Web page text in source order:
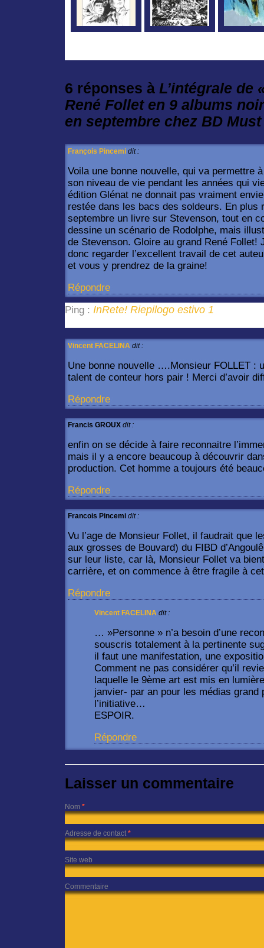
6 réponses à L’intégrale de
René Follet en 9 albums
en septembre chez BD
François Pincemi dit :
Voila une bonne nouvelle, qui va permettre
son niveau de vie pendant les années qui
édition Glénat ne donnait pas vraiment
restée dans les bacs des soldeurs. En plus
septembre un livre sur Stevenson, tout en
dessine un scénario de Rodolphe, mais
de Stevenson. Gloire au grand René Follet!
donc regarder l’excellent travail de cet
et vous y prendrez de la graine!
Répondre
Ping : InRete! Riepilogo estivo 1
Vincent FACELINA dit :
Une bonne nouvelle ….Monsieur FOLLET :
talent de conteur hors pair ! Merci d’avoir
Répondre
Francis GROUX dit :
enfin on se décide à faire reconnaitre
mais il y a encore beaucoup à découvrir
production. Cet homme a toujours été
Répondre
Francois Pincemi dit :
Vu l’age de Monsieur Follet, il faudrait que
aux grosses de Bouvard) du FIBD
sur leur liste, car là, Monsieur Follet va
carrière, et on commence à être fragile à
Répondre
Vincent FACELINA dit :
… »Personne » n’a besoin d’une
souscris totalement à la pertinente
il faut une manifestation, une
Comment ne pas considérer qu’il
laquelle le 9ème art est mis en
janvier- par an pour les médias grand
l’initiative…
ESPOIR.
Répondre
Laisser un commentaire
Nom *
Adresse de contact *
Site web
Commentaire